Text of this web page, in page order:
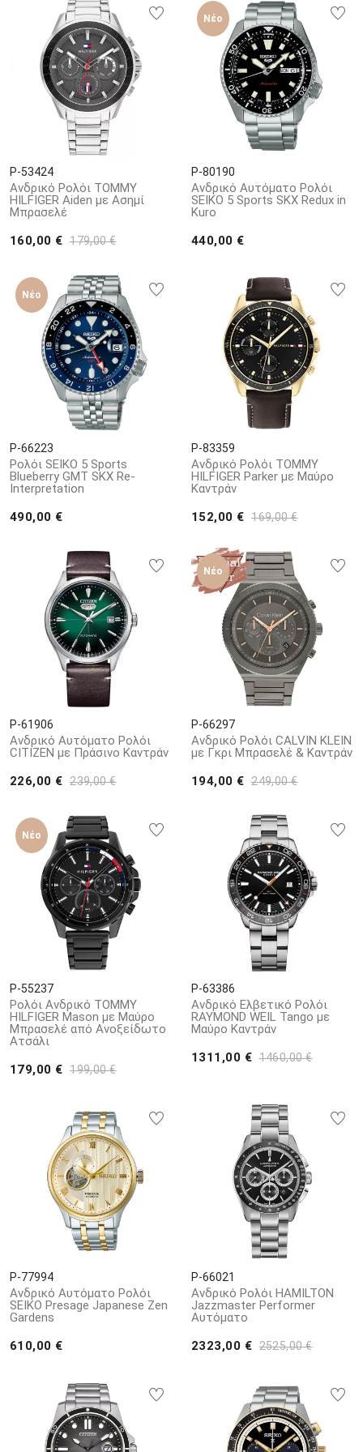
P-53424
Ανδρικό Ρολόι TOMMY
HILFIGER Aiden με Ασημί
Μπρασελέ
160,00 € 179,00 €
Νέο
P-80190
Ανδρικό Αυτόματο Ρολόι
SEIKO 5 Sports SKX Redux in
Kuro
440,00 €
Νέο
P-66223
Ρολόι SEIKO 5 Sports
Blueberry GMT SKX Re-
Interpretation
490,00 €
P-83359
Ανδρικό Ρολόι TOMMY
HILFIGER Parker με Μαύρο
Καντράν
152,00 € 169,00 €
P-61906
Ανδρικό Αυτόματο Ρολόι
CITIZEN με Πράσινο Καντράν
226,00 € 239,00 €
Νέο
P-66297
Ανδρικό Ρολόι CALVIN KLEIN
με Γκρι Μπρασελέ & Καντράν
194,00 € 249,00 €
Νέο
P-55237
Ρολόι Ανδρικό TOMMY
HILFIGER Mason με Μαύρο
Μπρασελέ από Ανοξείδωτο
Ατσάλι
179,00 € 199,00 €
P-63386
Ανδρικό Ελβετικό Ρολόι
RAYMOND WEIL Tango με
Μαύρο Καντράν
1311,00 € 1460,00 €
P-77994
Ανδρικό Αυτόματο Ρολόι
SEIKO Presage Japanese Zen
Gardens
610,00 €
P-66021
Ανδρικό Ρολόι HAMILTON
Jazzmaster Performer
Αυτόματο
2323,00 € 2525,00 €